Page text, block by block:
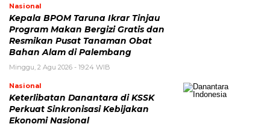
Nasional
Kepala BPOM Taruna Ikrar Tinjau
Program Makan Bergizi Gratis dan
Resmikan Pusat Tanaman Obat
Bahan Alam di Palembang
Minggu, 2 Agu 2026 - 19:24 WIB
Nasional
Keterlibatan Danantara di KSSK
Perkuat Sinkronisasi Kebijakan
Ekonomi Nasional